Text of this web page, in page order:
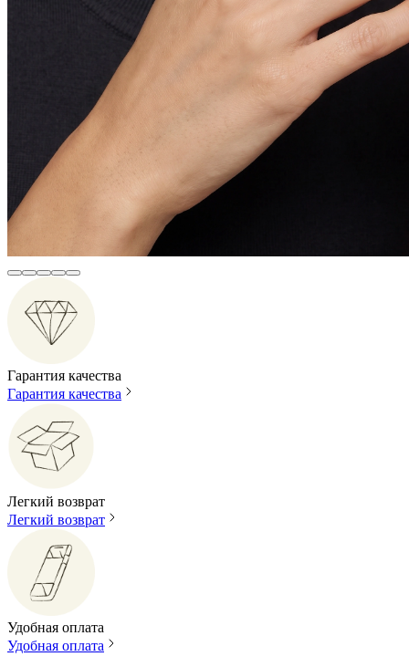
Гарантия качества
Гарантия качества
Легкий возврат
Легкий возврат
Удобная оплата
Удобная оплата